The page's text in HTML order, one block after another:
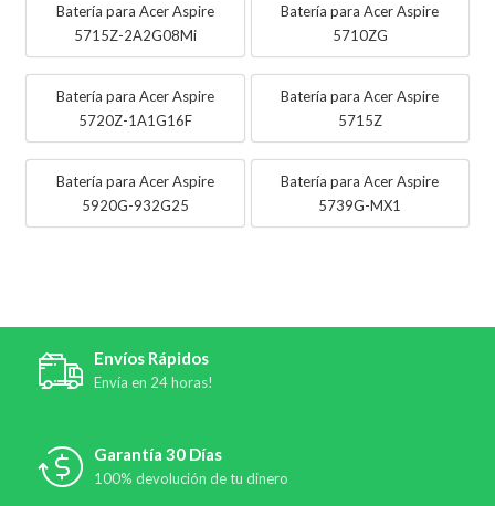
Batería para Acer Aspire
5715Z-2A2G08Mi
Batería para Acer Aspire
5710ZG
Batería para Acer Aspire
5720Z-1A1G16F
Batería para Acer Aspire
5715Z
Batería para Acer Aspire
5920G-932G25
Batería para Acer Aspire
5739G-MX1
Envíos Rápidos
Envía en 24 horas!
Garantía 30 Días
100% devolución de tu dinero